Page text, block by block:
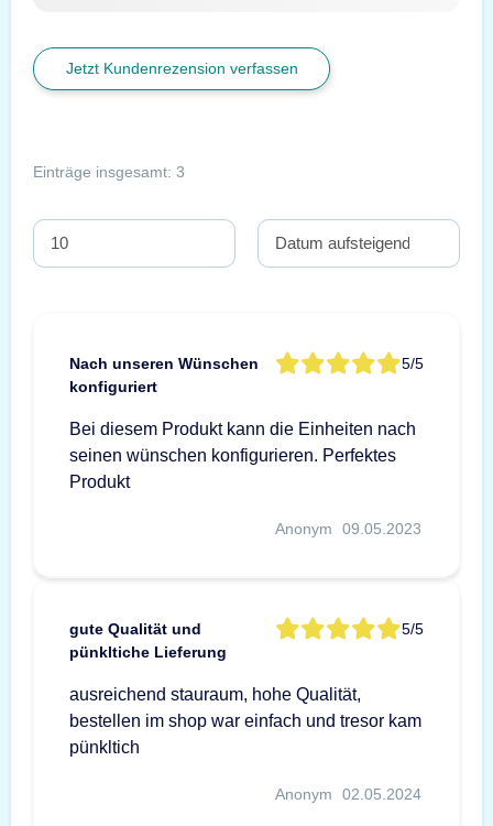
Jetzt Kundenrezension verfassen
Einträge insgesamt: 3
Nach unseren Wünschen
konfiguriert
5/5
Bei diesem Produkt kann die Einheiten nach
seinen wünschen konfigurieren. Perfektes
Produkt
Anonym 09.05.2023
gute Qualität und
pünkltiche Lieferung
5/5
ausreichend stauraum, hohe Qualität,
bestellen im shop war einfach und tresor kam
pünkltich
Anonym 02.05.2024